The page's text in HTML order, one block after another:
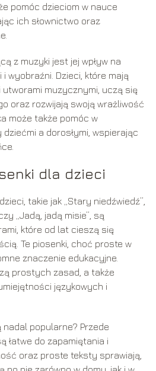
pomóc dzieciom w nauce
ich słownictwo oraz
z muzyki jest jej wpływ na
wyobraźni. Dzieci, które mają
muzycznymi, uczą się
oraz rozwijają swoją wrażliwość
może także pomóc w
dziećmi a dorosłymi, wspierając
dla dzieci
takie jak „Stary niedźwiedź”,
„Jadą, jadą misie”, są
które od lat cieszą się
Te piosenki, choć proste w
znaczenie edukacyjne.
prostych zasad, a także
językowych i
popularne? Przede
łatwe do zapamiętania i
oraz proste teksty sprawiają,